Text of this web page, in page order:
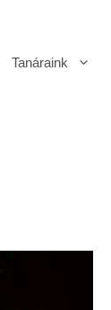
Tanáraink